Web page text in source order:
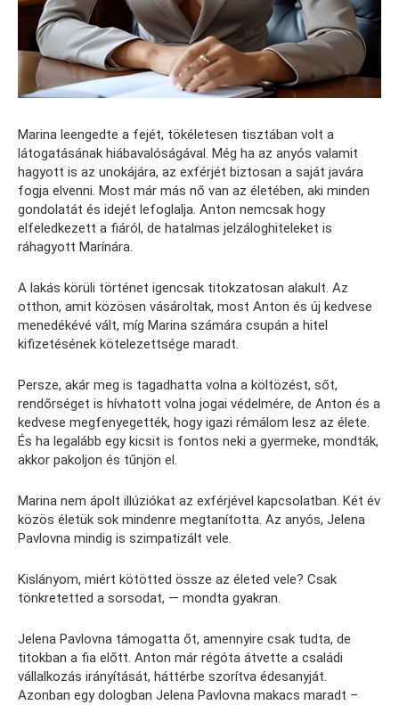
Marina leengedte a fejét, tökéletesen tisztában volt a
látogatásának hiábavalóságával. Még ha az anyós valamit
hagyott is az unokájára, az exférjét biztosan a saját javára
fogja elvenni. Most már más nő van az életében, aki minden
gondolatát és idejét lefoglalja. Anton nemcsak hogy
elfeledkezett a fiáról, de hatalmas jelzáloghiteleket is
ráhagyott Marínára.
A lakás körüli történet igencsak titokzatosan alakult. Az
otthon, amit közösen vásároltak, most Anton és új kedvese
menedékévé vált, míg Marina számára csupán a hitel
kifizetésének kötelezettsége maradt.
Persze, akár meg is tagadhatta volna a költözést, sőt,
rendőrséget is hívhatott volna jogai védelmére, de Anton és a
kedvese megfenyegették, hogy igazi rémálom lesz az élete.
És ha legalább egy kicsit is fontos neki a gyermeke, mondták,
akkor pakoljon és tűnjön el.
Marina nem ápolt illúziókat az exférjével kapcsolatban. Két év
közös életük sok mindenre megtanította. Az anyós, Jelena
Pavlovna mindig is szimpatizált vele.
Kislányom, miért kötötted össze az életed vele? Csak
tönkretetted a sorsodat, — mondta gyakran.
Jelena Pavlovna támogatta őt, amennyire csak tudta, de
titokban a fia előtt. Anton már régóta átvette a családi
vállalkozás irányítását, háttérbe szorítva édesanyját.
Azonban egy dologban Jelena Pavlovna makacs maradt –